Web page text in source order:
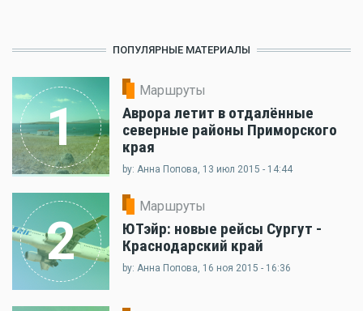
ПОПУЛЯРНЫЕ МАТЕРИАЛЫ
1
Маршруты
Аврора летит в отдалённые
северные районы Приморского
края
by: Анна Попова, 13 июл 2015 - 14:44
2
Маршруты
ЮТэйр: новые рейсы Сургут -
Краснодарский край
by: Анна Попова, 16 ноя 2015 - 16:36